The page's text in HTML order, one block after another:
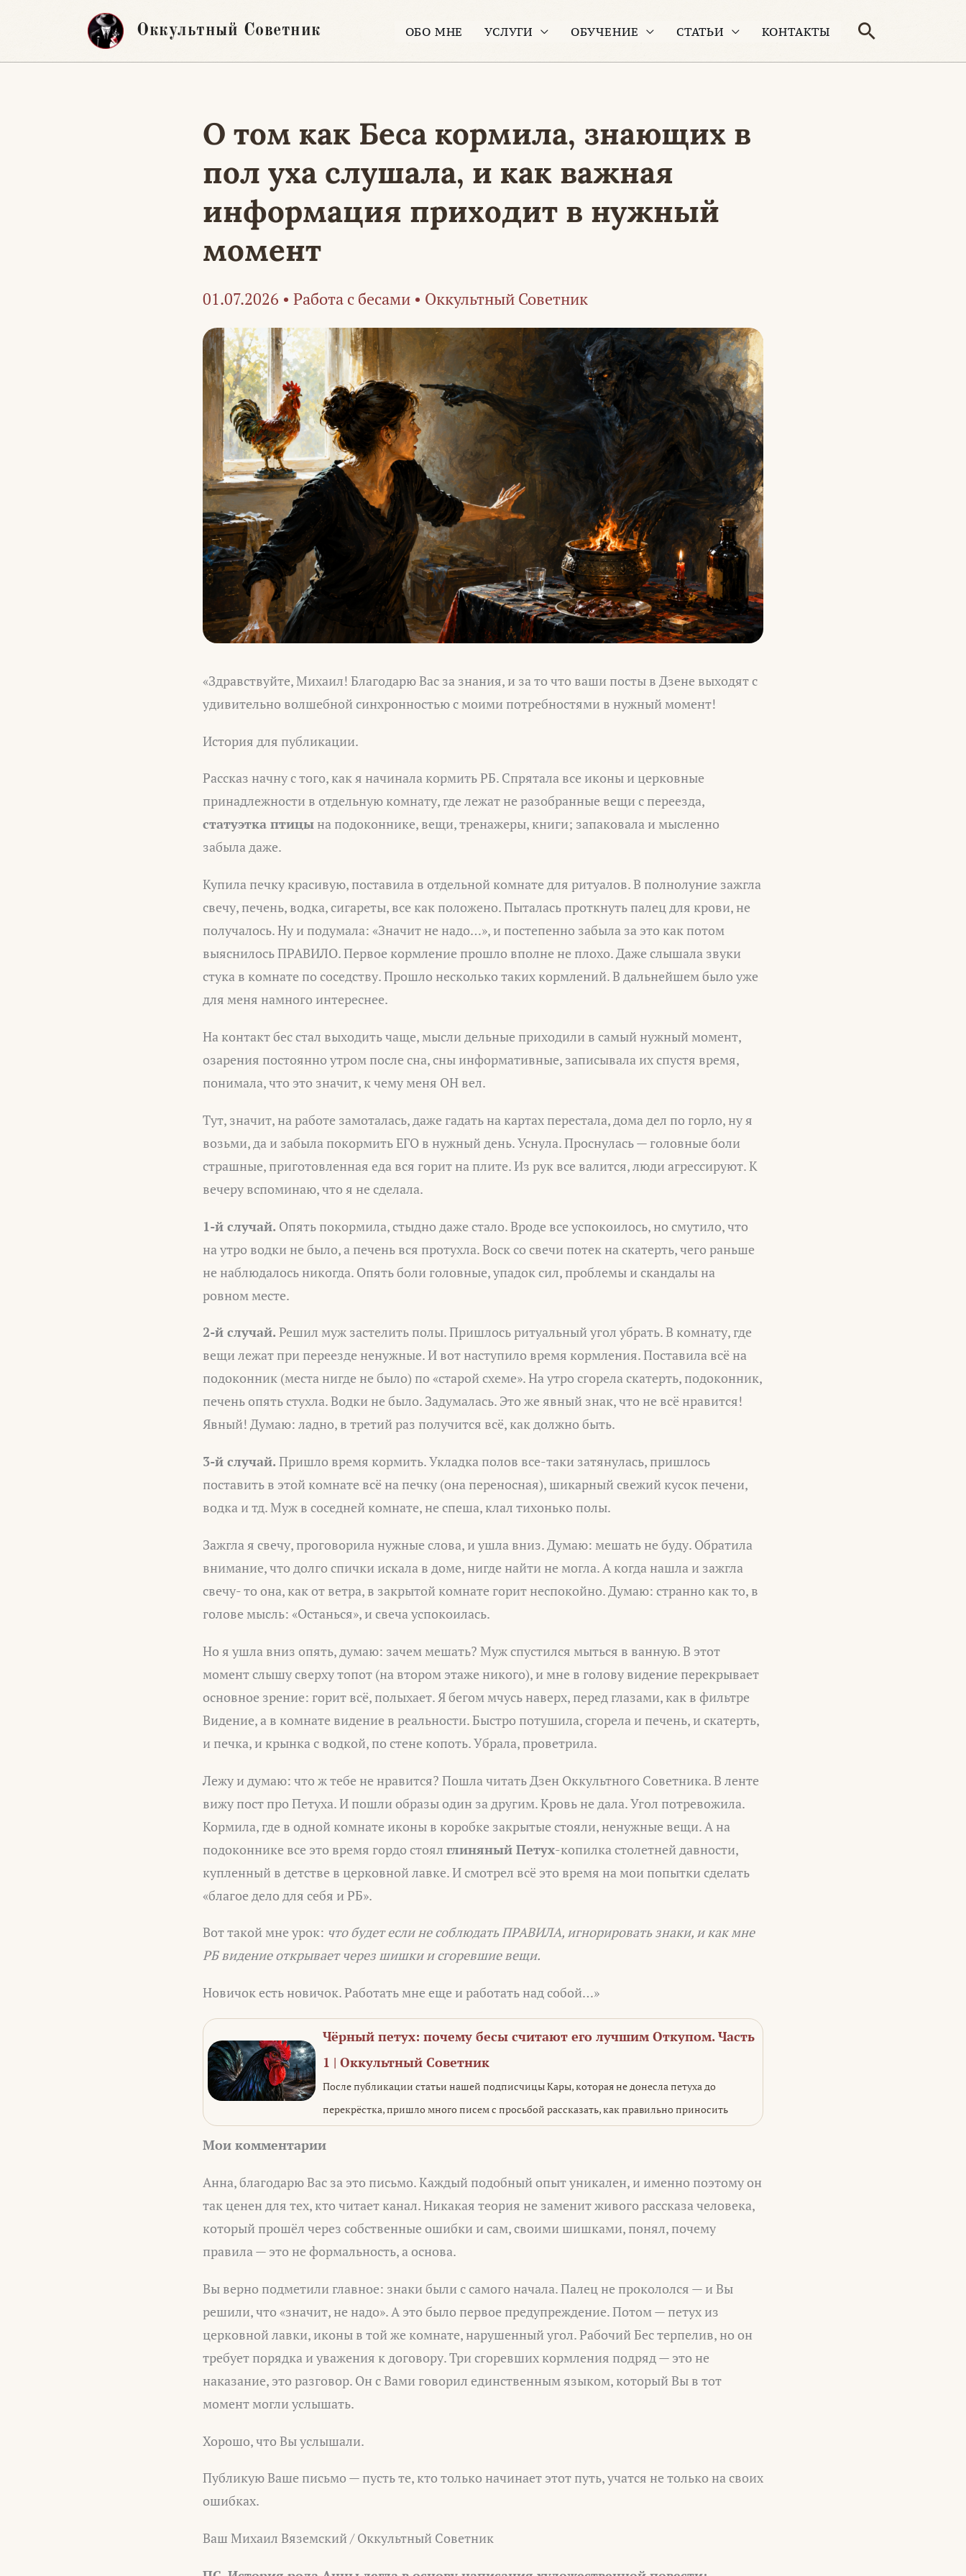
Оккультный Советник ОБО МНЕ УСЛУГИ ОБУЧЕНИЕ СТАТЬИ КОНТАКТЫ Поиск
О том как Беса кормила, знающих в
пол уха слушала, и как важная
информация приходит в нужный
момент
01.07.2026 • Работа с бесами • Оккультный Советник
«Здравствуйте, Михаил! Благодарю Вас за знания, и за то что ваши посты в Дзене выходят с
удивительно волшебной синхронностью с моими потребностями в нужный момент!
История для публикации.
Рассказ начну с того, как я начинала кормить РБ. Спрятала все иконы и церковные
принадлежности в отдельную комнату, где лежат не разобранные вещи с переезда,
статуэтка птицы на подоконнике, вещи, тренажеры, книги; запаковала и мысленно
забыла даже.
Купила печку красивую, поставила в отдельной комнате для ритуалов. В полнолуние зажгла
свечу, печень, водка, сигареты, все как положено. Пыталась проткнуть палец для крови, не
получалось. Ну и подумала: «Значит не надо…», и постепенно забыла за это как потом
выяснилось ПРАВИЛО. Первое кормление прошло вполне не плохо. Даже слышала звуки
стука в комнате по соседству. Прошло несколько таких кормлений. В дальнейшем было уже
для меня намного интереснее.
На контакт бес стал выходить чаще, мысли дельные приходили в самый нужный момент,
озарения постоянно утром после сна, сны информативные, записывала их спустя время,
понимала, что это значит, к чему меня ОН вел.
Тут, значит, на работе замоталась, даже гадать на картах перестала, дома дел по горло, ну я
возьми, да и забыла покормить ЕГО в нужный день. Уснула. Проснулась — головные боли
страшные, приготовленная еда вся горит на плите. Из рук все валится, люди агрессируют. К
вечеру вспоминаю, что я не сделала.
1-й случай. Опять покормила, стыдно даже стало. Вроде все успокоилось, но смутило, что
на утро водки не было, а печень вся протухла. Воск со свечи потек на скатерть, чего раньше
не наблюдалось никогда. Опять боли головные, упадок сил, проблемы и скандалы на
ровном месте.
2-й случай. Решил муж застелить полы. Пришлось ритуальный угол убрать. В комнату, где
вещи лежат при переезде ненужные. И вот наступило время кормления. Поставила всё на
подоконник (места нигде не было) по «старой схеме». На утро сгорела скатерть, подоконник,
печень опять стухла. Водки не было. Задумалась. Это же явный знак, что не всё нравится!
Явный! Думаю: ладно, в третий раз получится всё, как должно быть.
3-й случай. Пришло время кормить. Укладка полов все-таки затянулась, пришлось
поставить в этой комнате всё на печку (она переносная), шикарный свежий кусок печени,
водка и тд. Муж в соседней комнате, не спеша, клал тихонько полы.
Зажгла я свечу, проговорила нужные слова, и ушла вниз. Думаю: мешать не буду. Обратила
внимание, что долго спички искала в доме, нигде найти не могла. А когда нашла и зажгла
свечу- то она, как от ветра, в закрытой комнате горит неспокойно. Думаю: странно как то, в
голове мысль: «Останься», и свеча успокоилась.
Но я ушла вниз опять, думаю: зачем мешать? Муж спустился мыться в ванную. В этот
момент слышу сверху топот (на втором этаже никого), и мне в голову видение перекрывает
основное зрение: горит всё, полыхает. Я бегом мчусь наверх, перед глазами, как в фильтре
Видение, а в комнате видение в реальности. Быстро потушила, сгорела и печень, и скатерть,
и печка, и крынка с водкой, по стене копоть. Убрала, проветрила.
Лежу и думаю: что ж тебе не нравится? Пошла читать Дзен Оккультного Советника. В ленте
вижу пост про Петуха. И пошли образы один за другим. Кровь не дала. Угол потревожила.
Кормила, где в одной комнате иконы в коробке закрытые стояли, ненужные вещи. А на
подоконнике все это время гордо стоял глиняный Петух-копилка столетней давности,
купленный в детстве в церковной лавке. И смотрел всё это время на мои попытки сделать
«благое дело для себя и РБ».
Вот такой мне урок: что будет если не соблюдать ПРАВИЛА, игнорировать знаки, и как мне
РБ видение открывает через шишки и сгоревшие вещи.
Новичок есть новичок. Работать мне еще и работать над собой…»
Чёрный петух: почему бесы считают его лучшим Откупом. Часть
1 | Оккультный Советник
После публикации статьи нашей подписчицы Кары, которая не донесла петуха до
перекрёстка, пришло много писем с просьбой рассказать, как правильно приносить
Мои комментарии
Анна, благодарю Вас за это письмо. Каждый подобный опыт уникален, и именно поэтому он
так ценен для тех, кто читает канал. Никакая теория не заменит живого рассказа человека,
который прошёл через собственные ошибки и сам, своими шишками, понял, почему
правила — это не формальность, а основа.
Вы верно подметили главное: знаки были с самого начала. Палец не прокололся — и Вы
решили, что «значит, не надо». А это было первое предупреждение. Потом — петух из
церковной лавки, иконы в той же комнате, нарушенный угол. Рабочий Бес терпелив, но он
требует порядка и уважения к договору. Три сгоревших кормления подряд — это не
наказание, это разговор. Он с Вами говорил единственным языком, который Вы в тот
момент могли услышать.
Хорошо, что Вы услышали.
Публикую Ваше письмо — пусть те, кто только начинает этот путь, учатся не только на своих
ошибках.
Ваш Михаил Вяземский / Оккультный Советник